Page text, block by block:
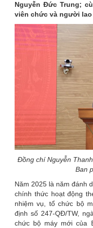
Nguyễn Đức Trung;
viên chức và người lao
Đồng chí Nguyễn
Ban
Năm 2025 là năm đánh
chính thức hoạt động
nhiệm vụ, tổ chức bộ
định số 247-QĐ/TW,
chức bộ máy mới của